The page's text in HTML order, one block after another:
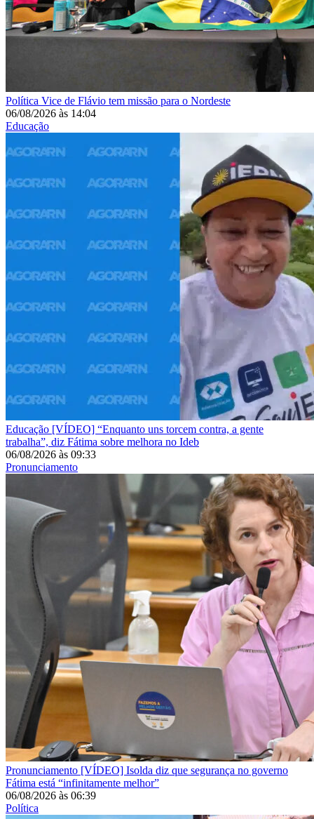
Política Vice de Flávio tem missão para o Nordeste
06/08/2026 às 14:04
Educação
Educação [VÍDEO] “Enquanto uns torcem contra, a gente
trabalha”, diz Fátima sobre melhora no Ideb
06/08/2026 às 09:33
Pronunciamento
Pronunciamento [VÍDEO] Isolda diz que segurança no governo
Fátima está “infinitamente melhor”
06/08/2026 às 06:39
Política